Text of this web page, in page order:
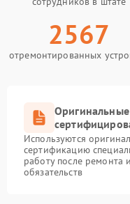
2567
отремонтированных
Оригинальные
Используются
сертификацию
работу после ремонта
обязательств